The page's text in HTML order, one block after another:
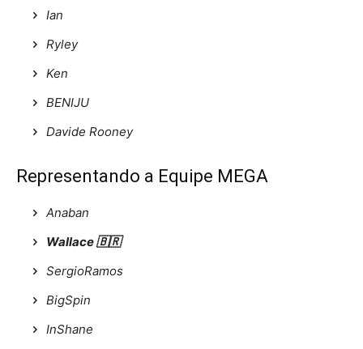
Ian
Ryley
Ken
BENIJU
Davide Rooney
Representando a Equipe MEGA
Anaban
Wallace 🇧🇷
SergioRamos
BigSpin
InShane